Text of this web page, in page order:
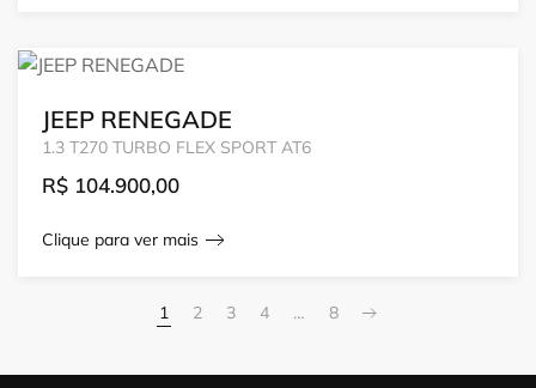
JEEP RENEGADE
1.3 T270 TURBO FLEX SPORT AT6
R$ 104.900,00
Clique para ver mais
1 2 3 4 … 8